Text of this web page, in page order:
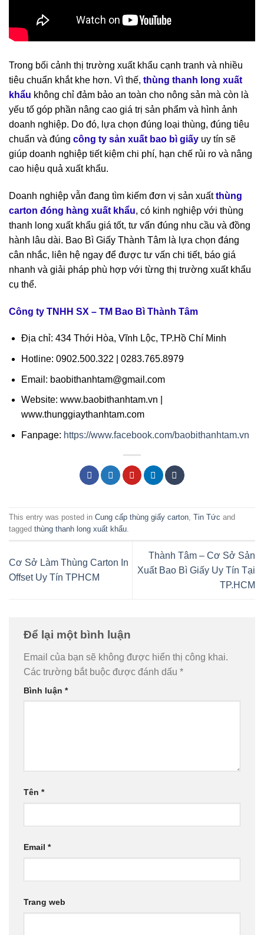
Trong bối cảnh thị trường xuất khẩu cạnh tranh và nhiều
tiêu chuẩn khắt khe hơn. Vì thế, thùng thanh long xuất
khẩu không chỉ đảm bảo an toàn cho nông sản mà còn là
yếu tố góp phần nâng cao giá trị sản phẩm và hình ảnh
doanh nghiệp. Do đó, lựa chọn đúng loại thùng, đúng tiêu
chuẩn và đúng công ty sản xuất bao bì giấy uy tín sẽ
giúp doanh nghiệp tiết kiệm chi phí, hạn chế rủi ro và nâng
cao hiệu quả xuất khẩu.
Doanh nghiệp vẫn đang tìm kiếm đơn vị sản xuấtthùng
carton đóng hàng xuất khẩu, có kinh nghiệp với thùng
thanh long xuất khẩu giá tốt, tư vấn đúng nhu cầu và đồng
hành lâu dài. Bao Bì Giấy Thành Tâm là lựa chọn đáng
cân nhắc, liên hệ ngay để được tư vấn chi tiết, báo giá
nhanh và giải pháp phù hợp với từng thị trường xuất khẩu
cụ thể.
Công ty TNHH SX – TM Bao Bì Thành Tâm
Địa chỉ: 434 Thới Hòa, Vĩnh Lộc, TP.Hồ Chí Minh
Hotline: 0902.500.322 | 0283.765.8979
Email: baobithanhtam@gmail.com
Website: www.baobithanhtam.vn |
www.thunggiaythanhtam.com
Fanpage: https://www.facebook.com/baobithanhtam.vn
This entry was posted in Cung cấp thùng giấy carton, Tin Tức and
tagged thùng thanh long xuất khẩu.
Cơ Sở Làm Thùng Carton In
Offset Uy Tín TPHCM
Thành Tâm – Cơ Sở Sản
Xuất Bao Bì Giấy Uy Tín Tại
TP.HCM
Để lại một bình luận
Email của bạn sẽ không được hiển thị công khai.
Các trường bắt buộc được đánh dấu *
Bình luận *
Tên *
Email *
Trang web